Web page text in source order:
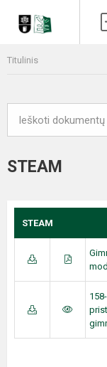
Titulinis
STEAM
STEAM
158-